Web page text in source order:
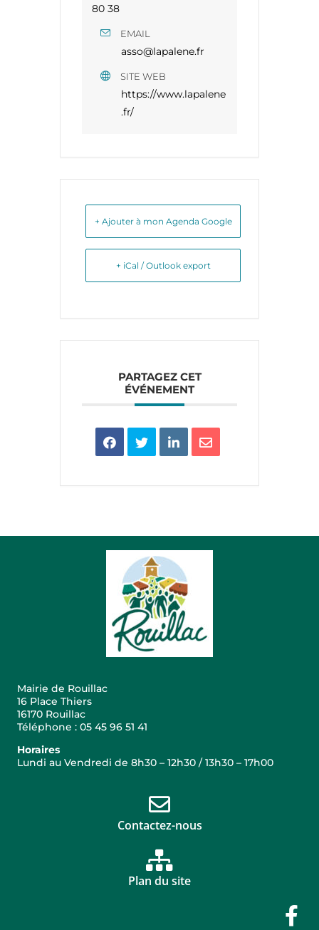
80 38​​
EMAIL
asso@lapalene.fr
SITE WEB
https://www.lapalene
.fr/
+ Ajouter à mon Agenda Google
+ iCal / Outlook export
PARTAGEZ CET
ÉVÉNEMENT
Mairie de Rouillac
16 Place Thiers
16170 Rouillac
Téléphone : 05 45 96 51 41
Horaires
Lundi au Vendredi de 8h30 – 12h30 / 13h30 – 17h00
Contactez-nous
Plan du site